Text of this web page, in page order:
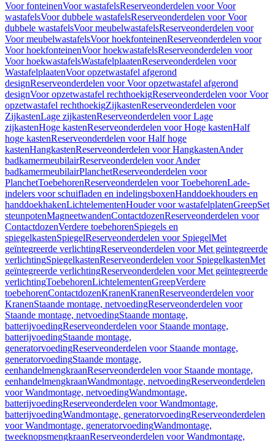
Voor fonteinenVoor wastafelsReserveonderdelen voor Voor
wastafelsVoor dubbele wastafelsReserveonderdelen voor Voor
dubbele wastafelsVoor meubelwastafelsReserveonderdelen voor
Voor meubelwastafelsVoor hoekfonteinenReserveonderdelen voor
Voor hoekfonteinenVoor hoekwastafelsReserveonderdelen voor
Voor hoekwastafelsWastafelplaatenReserveonderdelen voor
WastafelplaatenVoor opzetwastafel afgerond
designReserveonderdelen voor Voor opzetwastafel afgerond
designVoor opzetwastafel rechthoekigReserveonderdelen voor Voor
opzetwastafel rechthoekigZijkastenReserveonderdelen voor
ZijkastenLage zijkastenReserveonderdelen voor Lage
zijkastenHoge kastenReserveonderdelen voor Hoge kastenHalf
hoge kastenReserveonderdelen voor Half hoge
kastenHangkastenReserveonderdelen voor HangkastenAnder
badkamermeubilairReserveonderdelen voor Ander
badkamermeubilairPlanchetReserveonderdelen voor
PlanchetToebehorenReserveonderdelen voor ToebehorenLade-
indelers voor schuifladen en indelingsboxenHanddoekhouders en
handdoekhakenLichtelementenHouder voor wastafelplatenGreepSet
steunpotenMagneetwandenContactdozenReserveonderdelen voor
ContactdozenVerdere toebehorenSpiegels en
spiegelkastenSpiegelReserveonderdelen voor SpiegelMet
geïntegreerde verlichtingReserveonderdelen voor Met geïntegreerde
verlichtingSpiegelkastenReserveonderdelen voor SpiegelkastenMet
geïntegreerde verlichtingReserveonderdelen voor Met geïntegreerde
verlichtingToebehorenLichtelementenGreepVerdere
toebehorenContactdozenKranenKranenReserveonderdelen voor
KranenStaande montage, netvoedingReserveonderdelen voor
Staande montage, netvoedingStaande montage,
batterijvoedingReserveonderdelen voor Staande montage,
batterijvoedingStaande montage,
generatorvoedingReserveonderdelen voor Staande montage,
generatorvoedingStaande montage,
eenhandelmengkraanReserveonderdelen voor Staande montage,
eenhandelmengkraanWandmontage, netvoedingReserveonderdelen
voor Wandmontage, netvoedingWandmontage,
batterijvoedingReserveonderdelen voor Wandmontage,
batterijvoedingWandmontage, generatorvoedingReserveonderdelen
voor Wandmontage, generatorvoedingWandmontage,
tweeknopsmengkraanReserveonderdelen voor Wandmontage,